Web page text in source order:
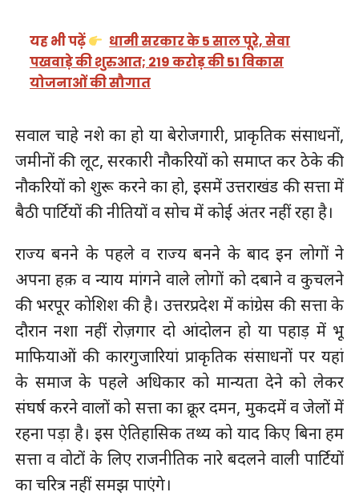
यह भी पढ़ें
धामी सरकार के 5 साल पूरे, सेवा
पखवाड़े की शुरुआत; 219 करोड़ की 51 विकास
योजनाओं की सौगात
सवाल चाहे नशे का हो या बेरोजगारी, प्राकृतिक संसाधनों,
जमीनों की लूट, सरकारी नौकरियों को समाप्त कर ठेके की
नौकरियों को शुरू करने का हो, इसमें उत्तराखंड की सत्ता में
बैठी पार्टियों की नीतियों व सोच में कोई अंतर नहीं रहा है।
राज्य बनने के पहले व राज्य बनने के बाद इन लोगों ने
अपना हक़ व न्याय मांगने वाले लोगों को दबाने व कुचलने
की भरपूर कोशिश की है। उत्तरप्रदेश में कांग्रेस की सत्ता के
दौरान नशा नहीं रोज़गार दो आंदोलन हो या पहाड़ में भू
माफियाओं की कारगुजारियां प्राकृतिक संसाधनों पर यहां
के समाज के पहले अधिकार को मान्यता देने को लेकर
संघर्ष करने वालों को सत्ता का क्रूर दमन, मुकदमें व जेलों में
रहना पड़ा है। इस ऐतिहासिक तथ्य को याद किए बिना हम
सत्ता व वोटों के लिए राजनीतिक नारे बदलने वाली पार्टियों
का चरित्र नहीं समझ पाएंगे।